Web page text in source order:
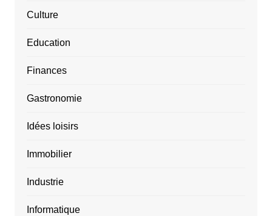
Culture
Education
Finances
Gastronomie
Idées loisirs
Immobilier
Industrie
Informatique